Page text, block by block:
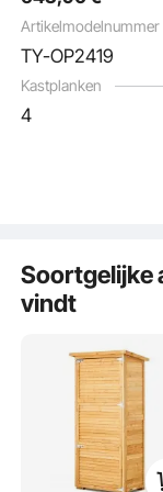
te
Artikelmodelnummer
Kastplanken
TY-OP2419
4
Soortgelijke
vindt